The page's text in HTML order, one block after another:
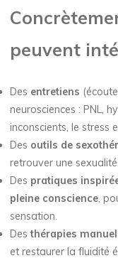
peuvent
Des entretiens
neurosciences : PNL,
inconscients, le stress
Des outils de
retrouver une
Des pratiques
pleine conscience,
sensation.
Desthérapies
et restaurer la fluidité